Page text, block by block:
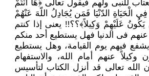
للنبى ولهم فيقول تعالى ﴿هَا أَنْتُمْ
الْحَيَاةِ الدّنْيَا فَمَن يُجَادِلُ اللّهَ عَنْهُمْ
عَلَيْهِمْ وَكِيلاً﴾؟؟!! يعنى إذا كنتم
فى الدنيا فهل يستطيع أحد منكم
فيهم يوم القيامة، وهل يستطيع
وكيلاً عنهم أمام الله، والاستفهام
الله تعالى قد أنزل الكتاب لتأسيس